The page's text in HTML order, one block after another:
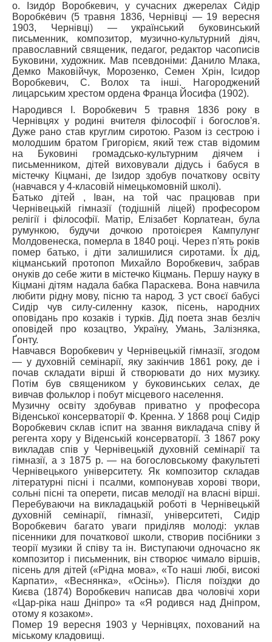
о. Ізидо́р Воробкевич, у сучасних джерелах Си́дір
Воробке́вич (5 травня 1836, Чернівці — 19 вересня
1903, Чернівці) — український буковинський
письменник, композитор, музично-культурний діяч,
православний священик, педагог, редактор часописів
Буковини, художник. Мав псевдоніми: Данило Млака,
Демко Маковійчук, Морозенко, Семен Хрін, Ісидор
Воробкевич, С. Волох та інші. Нагороджений
лицарським хрестом ордена Франца Йосифа (1902).
Народився І. Воробкевич 5 травня 1836 року в
Чернівцях у родині вчителя філософії і богослов'я.
Дуже рано став круглим сиротою. Разом із сестрою і
молодшим братом Григорієм, який теж став відомим
на Буковині громадсько-культурним діячем і
письменником, дітей виховували дідусь і бабуся в
містечку Кіцмані, де Ізидор здобув початкову освіту
(навчався у 4-класовій німецькомовній школі).
Батько дітей , Іван, на той час працював при
Чернівецькій гімназії (тодішній ліцей) професором
релігії і філософії. Матір, Елізабет Корлатеан, була
румункою, будучи дочкою протоієрея Кампулунг
Молдовенеска, померла в 1840 році. Через п'ять років
помер батько, і діти залишилися сиротами. Їх дід,
кіцманський протопоп Михайло Воробкевич, забрав
онуків до себе жити в містечко Кіцмань. Першу науку в
Кіцмані дітям надала бабка Параскева. Вона навчила
любити рідну мову, пісню та народ. З уст своєї бабусі
Сидір чув силу-силенну казок, пісень, народних
оповідань про козаків і турків. Дід поета знав безліч
оповідей про козацтво, Україну, Умань, Залізняка,
Ґонту.
Навчався Воробкевич у Чернівецькій гімназії, згодом
— у духовній семінарії, яку закінчив 1861 року, де і
почав складати вірші й створювати до них музику.
Потім був священиком у буковинських селах, де
вивчав фольклор і побут місцевого населення.
Музичну освіту здобував приватно у професора
Віденської консерваторії Ф. Кренна. У 1868 році Сидір
Воробкевич склав іспит на звання викладача співу й
регента хору у Віденській консерваторії. З 1867 року
викладав спів у Чернівецькій духовній семінарії та
гімназії, а з 1875 р. — на богословському факультеті
Чернівецького університету. Як композитор складав
літературні пісні і псалми, компонував хорові твори,
сольні пісні та оперети, писав мелодії на власні вірші.
Перебуваючи на викладацькій роботі в Чернівецькій
духовній семінарії, гімназії, університеті, Сидір
Воробкевич багато уваги приділяв молоді: уклав
пісенники для початкової школи, створив посібники з
теорії музики й співу та ін. Виступаючи одночасно як
композитор і письменник, він створює чимало віршів,
пісень для дітей («Рідна мова», «То наші любі, високі
Карпати», «Веснянка», «Осінь»). Після поїздки до
Києва (1874) Воробкевич написав два чоловічі хори
«Цар-ріка наш Дніпро» та «Я родився над Дніпром,
отому я козаком».
Помер 19 вересня 1903 у Чернівцях, похований на
міському кладовищі.